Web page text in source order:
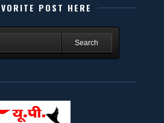
POST HERE
Search